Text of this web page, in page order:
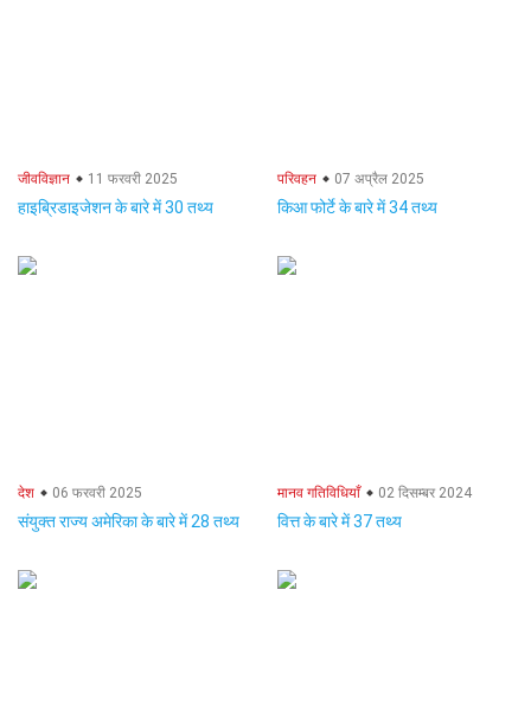
जीवविज्ञान 11 फरवरी 2025
हाइब्रिडाइजेशन के बारे में 30 तथ्य
परिवहन 07 अप्रैल 2025
किआ फोर्टे के बारे में 34 तथ्य
देश 06 फरवरी 2025
संयुक्त राज्य अमेरिका के बारे में 28 तथ्य
मानव गतिविधियाँ 02 दिसम्बर 2024
वित्त के बारे में 37 तथ्य